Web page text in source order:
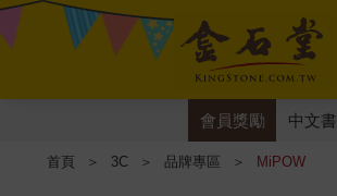
會員獎勵 中文書
首頁 ＞ 3C ＞ 品牌專區 ＞ MiPOW